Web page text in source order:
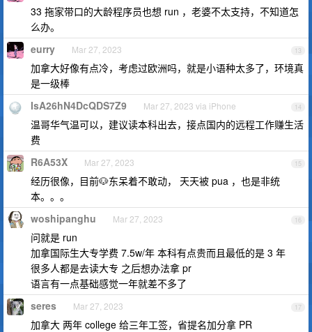
33 拖家带口的大龄程序员也想 run ，老婆不太支持，不知道怎
么办。
13
eurry Mar 27, 2023
加拿大好像有点冷，考虑过欧洲吗，就是小语种太多了，环境真
是一级棒
14
IsA26hN4DcQDS7Z9 Mar 27, 2023 via iPhone
温哥华气温可以，建议读本科出去，接点国内的远程工作赚生活
费
15
R6A53X Mar 27, 2023
经历很像，目前🐶东呆着不敢动， 天天被 pua ，也是非统
本。。。
16
woshipanghu Mar 27, 2023
问就是 run
加拿国际生大专学费 7.5w/年 本科有点贵而且最低的是 3 年
很多人都是去读大专 之后想办法拿 pr
语言有一点基础感觉一年就差不多了
17
seres Mar 27, 2023
加拿大 两年 college 给三年工签，省提名加分拿 PR